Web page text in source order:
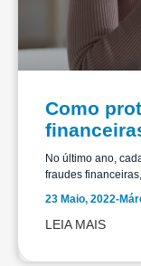
Como
No último ano,
fraudes
23 Maio, 2022-
LEIA MAIS